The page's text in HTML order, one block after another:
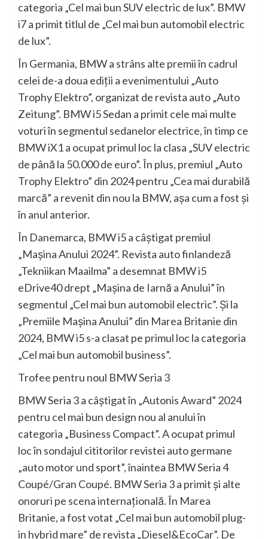
categoria „Cel mai bun SUV electric de lux”. BMW
i7 a primit titlul de „Cel mai bun automobil electric
de lux”.
În Germania, BMW a strâns alte premii în cadrul
celei de-a doua ediţii a evenimentului „Auto
Trophy Elektro”, organizat de revista auto „Auto
Zeitung”. BMW i5 Sedan a primit cele mai multe
voturi în segmentul sedanelor electrice, în timp ce
BMW iX1 a ocupat primul loc la clasa „SUV electric
de până la 50.000 de euro”. În plus, premiul „Auto
Trophy Elektro” din 2024 pentru „Cea mai durabilă
marcă” a revenit din nou la BMW, aşa cum a fost şi
în anul anterior.
În Danemarca, BMW i5 a câştigat premiul
„Maşina Anului 2024”. Revista auto finlandeză
„Tekniikan Maailma” a desemnat BMW i5
eDrive40 drept „Maşina de Iarnă a Anului” în
segmentul „Cel mai bun automobil electric”. Şi la
„Premiile Maşina Anului” din Marea Britanie din
2024, BMW i5 s-a clasat pe primul loc la categoria
„Cel mai bun automobil business”.
Trofee pentru noul BMW Seria 3
BMW Seria 3 a câştigat în „Autonis Award” 2024
pentru cel mai bun design nou al anului în
categoria „Business Compact”. A ocupat primul
loc în sondajul cititorilor revistei auto germane
„auto motor und sport”, înaintea BMW Seria 4
Coupé/Gran Coupé. BMW Seria 3 a primit şi alte
onoruri pe scena internaţională. În Marea
Britanie, a fost votat „Cel mai bun automobil plug-
in hybrid mare” de revista „Diesel&EcoCar”. De